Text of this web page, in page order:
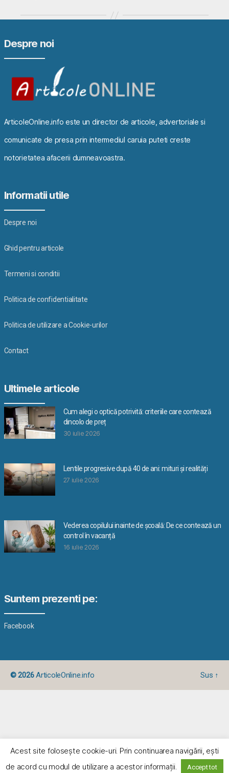
Despre noi
ArticoleOnline.info este un director de articole, advertoriale si
comunicate de presa prin intermediul caruia puteti creste
notorietatea afacerii dumneavoastra.
Informatii utile
Despre noi
Ghid pentru articole
Termeni si conditii
Politica de confidentialitate
Politica de utilizare a Cookie-urilor
Contact
Ultimele articole
Cum alegi o optică potrivită: criteriile care contează
dincolo de preț
30 iulie 2026
Lentile progresive după 40 de ani: mituri și realități
27 iulie 2026
Vederea copilului inainte de școală: De ce contează un
control în vacanță
16 iulie 2026
Suntem prezenti pe:
Facebook
© 2026ArticoleOnline.info Sus ↑
Acest site foloseşte cookie-uri. Prin continuarea navigării, eşti
de acord cu modul de utilizare a acestor informaţii.
Accept tot